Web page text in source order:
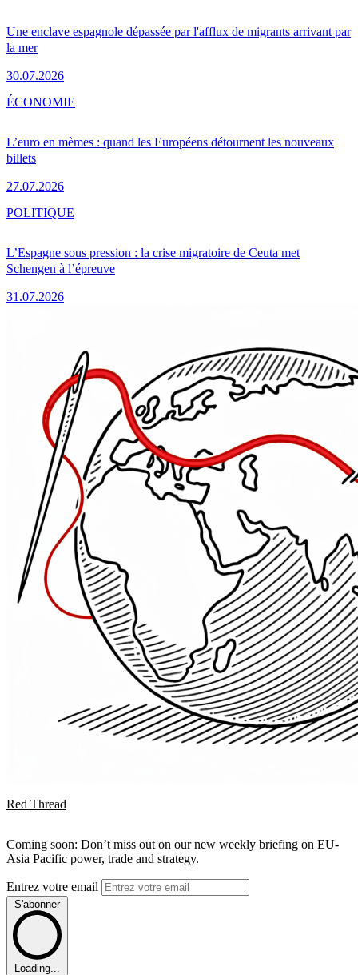
Une enclave espagnole dépassée par l'afflux de migrants arrivant par
la mer
30.07.2026
L’euro en mèmes : quand les Européens détournent les nouveaux
billets
27.07.2026
ÉCONOMIE
L’Espagne sous pression : la crise migratoire de Ceuta met
Schengen à l’épreuve
31.07.2026
POLITIQUE
Red Thread
Coming soon: Don’t miss out on our new weekly briefing on EU-
Asia Pacific power, trade and strategy.
Entrez votre email
S'abonner
Loading...